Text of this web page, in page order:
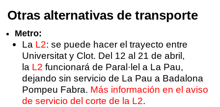
Otras alternativas de transporte
Metro:
La L2: se puede hacer el trayecto entre
Universitat y Clot. Del 12 al 21 de abril,
la L2 funcionará de Paral·lel a La Pau,
dejando sin servicio de La Pau a Badalona
Pompeu Fabra. Más información en el aviso
de servicio del corte de la L2.